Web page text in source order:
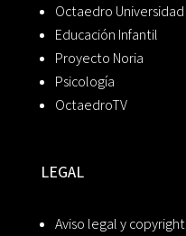
Octaedro Universidad
Educación Infantil
Proyecto Noria
Psicología
OctaedroTV
LEGAL
Aviso legal y copyright